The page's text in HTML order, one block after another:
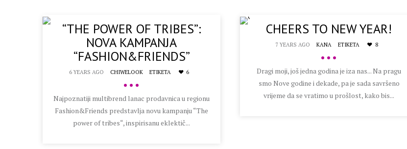
“THE POWER OF TRIBES”:
NOVA KAMPANJA
“FASHION&FRIENDS”
6 YEARS AGO CHIWELOOK ETIKETA 6
•••
Najpoznatiji multibrend lanac prodavnica u regionu
Fashion&Friends predstavlja novu kampanju “The
power of tribes“, inspirisanu eklektič...
CHEERS TO NEW YEAR!
7 YEARS AGO KANA ETIKETA 8
•••
Dragi moji, još jedna godina je iza nas... Na pragu
smo Nove godine i dekade, pa je sada savršeno
vrijeme da se vratimo u prošlost, kako bis...